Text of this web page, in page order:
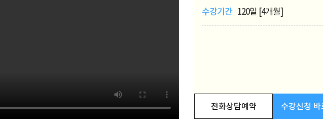
수강기간 120일 [4개월]
전화상담예약 수강신청